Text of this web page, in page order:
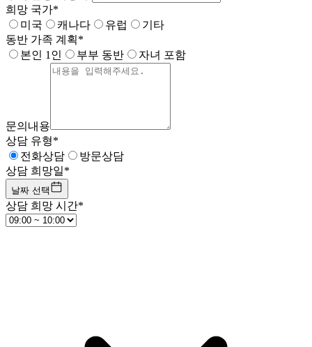
희망 국가*
미국
캐나다 유럽
기타
동반 가족 계획*
본인 1인
부부 동반 자녀 포함
문의내용
상담 유형*
전화상담
방문상담
상담 희망일*
날짜 선택
상담 희망 시간*